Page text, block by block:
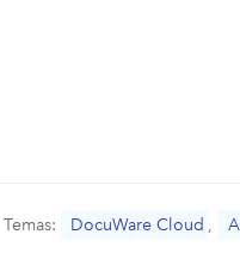
Temas: DocuWare Cloud ,